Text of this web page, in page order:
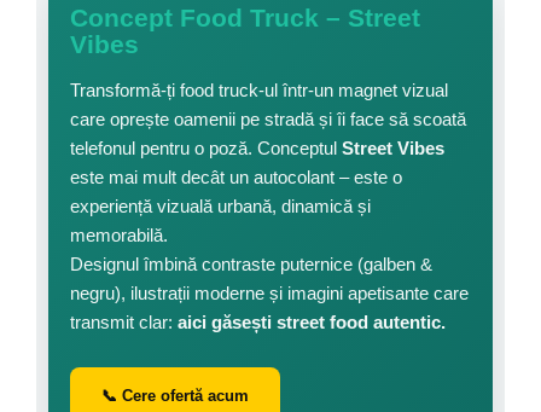
Concept Food Truck – Street
Vibes
Transformă-ți food truck-ul într-un magnet vizual
care oprește oamenii pe stradă și îi face să scoată
telefonul pentru o poză. Conceptul Street Vibes
este mai mult decât un autocolant – este o
experiență vizuală urbană, dinamică și
memorabilă.
Designul îmbină contraste puternice (galben &
negru), ilustrații moderne și imagini apetisante care
transmit clar: aici găsești street food autentic.
📞 Cere ofertă acum